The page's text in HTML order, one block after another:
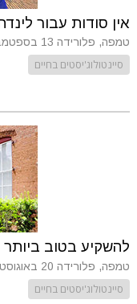
אין סודות עבור
טמפה, פלורידה 13 בספטמבר 2022
סיינטולוג'יסטים בחיים
להשקיע בטוב
טמפה, פלורידה 20 באוגוסט 2022
סיינטולוג'יסטים בחיים